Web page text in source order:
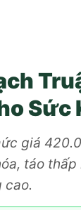
Sức
giá
táo
cao.